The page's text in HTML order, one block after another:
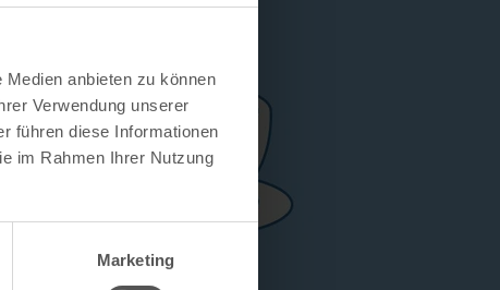
anbieten zu können
Verwendung unserer
führen diese Informationen
im Rahmen Ihrer Nutzung
Marketing